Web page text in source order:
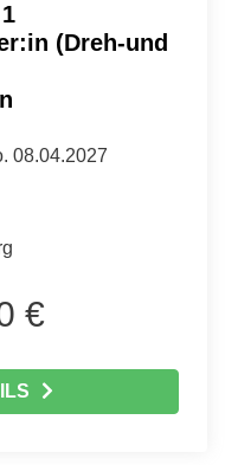
(Dreh-und
08.04.2027
€